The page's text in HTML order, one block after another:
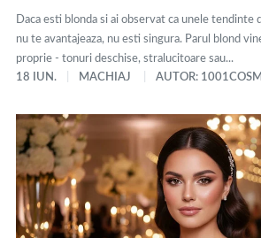
Daca esti blonda si ai observat ca unele tendinte
nu te avantajeaza, nu esti singura. Parul blond
proprie - tonuri deschise, stralucitoare sau...
18 IUN.
MACHIAJ AUTOR: